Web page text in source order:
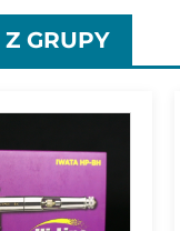
Z GRUPY